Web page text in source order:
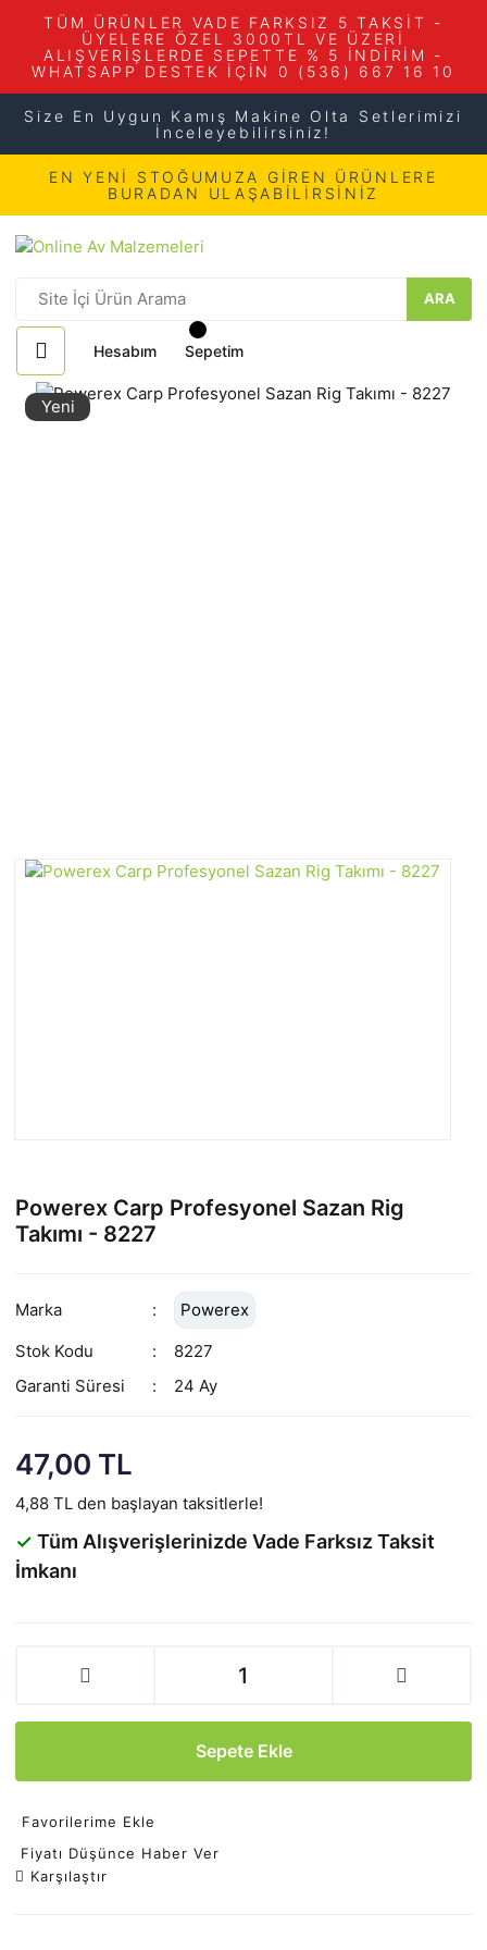
TÜM ÜRÜNLER VADE FARKSIZ 5 TAKSİT -
ÜYELERE ÖZEL 3000TL VE ÜZERİ
ALIŞVERİŞLERDE SEPETTE % 5 İNDİRİM -
WHATSAPP DESTEK İÇİN 0 (536) 667 16 10
Size En Uygun Kamış Makine Olta Setlerimizi
İnceleyebilirsiniz!
EN YENİ STOĞUMUZA GİREN ÜRÜNLERE
BURADAN ULAŞABİLİRSİNİZ
ARA
Hesabım Sepetim
Yeni
Powerex Carp Profesyonel Sazan Rig
Takımı - 8227
Marka
Powerex
Stok Kodu
8227
Garanti Süresi
24 Ay
47,00 TL
4,88 TL den başlayan taksitlerle!
✓ Tüm Alışverişlerinizde Vade Farksız Taksit
İmkanı
Sepete Ekle
Favorilerime Ekle
Fiyatı Düşünce Haber Ver
Karşılaştır